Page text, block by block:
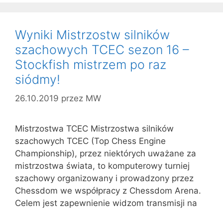
Wyniki Mistrzostw silników
szachowych TCEC sezon 16 –
Stockfish mistrzem po raz
siódmy!
26.10.2019 przez MW
Mistrzostwa TCEC Mistrzostwa silników
szachowych TCEC (Top Chess Engine
Championship), przez niektórych uważane za
mistrzostwa świata, to komputerowy turniej
szachowy organizowany i prowadzony przez
Chessdom we współpracy z Chessdom Arena.
Celem jest zapewnienie widzom transmisji na